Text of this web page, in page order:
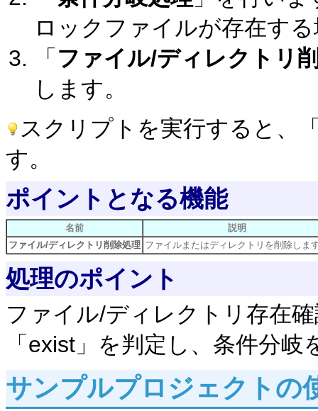
ロックファイルが存在す
「 ファイル/ディレクトリ
します。
スクリプトを実行すると、
す。
ポイントとなる機能
名前
説明
ファイル/ディレクトリ削除処理 ファイルまたはディレクトリを削除しま
処理のポイント
ファイル/ディレクトリ存在
「exist」を判定し、条件分岐
サンプルプロジェクトの